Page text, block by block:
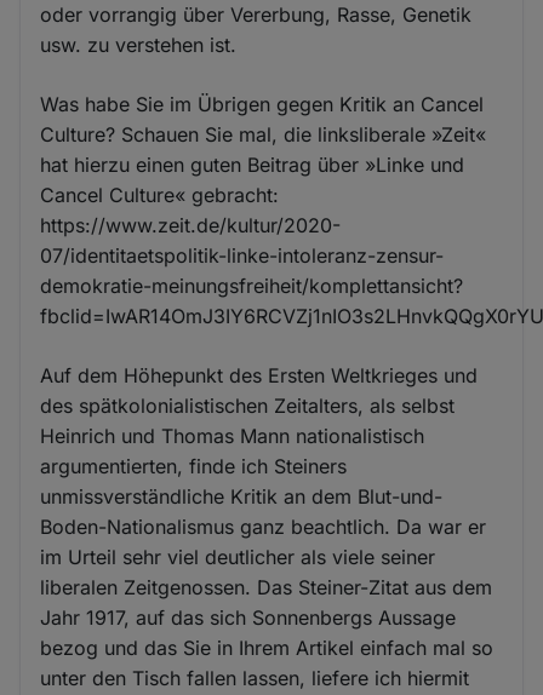
oder vorrangig über Vererbung, Rasse, Genetik
usw. zu verstehen ist.
Was habe Sie im Übrigen gegen Kritik an Cancel
Culture? Schauen Sie mal, die linksliberale »Zeit«
hat hierzu einen guten Beitrag über »Linke und
Cancel Culture« gebracht:
https://www.zeit.de/kultur/2020-
07/identitaetspolitik-linke-intoleranz-zensur-
demokratie-meinungsfreiheit/komplettansicht?
Auf dem Höhepunkt des Ersten Weltkrieges und
des spätkolonialistischen Zeitalters, als selbst
Heinrich und Thomas Mann nationalistisch
argumentierten, finde ich Steiners
unmissverständliche Kritik an dem Blut-und-
Boden-Nationalismus ganz beachtlich. Da war er
im Urteil sehr viel deutlicher als viele seiner
liberalen Zeitgenossen. Das Steiner-Zitat aus dem
Jahr 1917, auf das sich Sonnenbergs Aussage
bezog und das Sie in Ihrem Artikel einfach mal so
unter den Tisch fallen lassen, liefere ich hiermit